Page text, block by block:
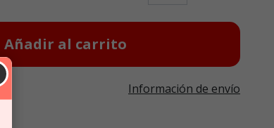
Añadir al carrito
Información de envío